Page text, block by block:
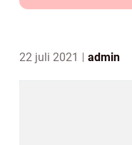
22 juli 2021 admin